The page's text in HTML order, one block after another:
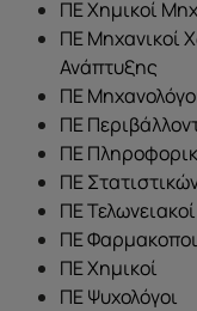
ΠΕ Χημικοί
ΠΕ Μηχανικοί
Ανάπτυξης
ΠΕ
ΠΕ
ΠΕ
ΠΕ
ΠΕ Τελωνειακοί
ΠΕ
ΠΕ Χημικοί
ΠΕ Ψυχολόγοι